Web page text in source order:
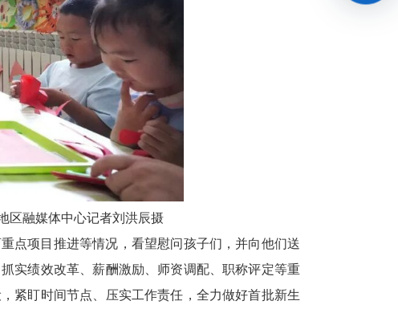
区融媒体中心记者刘洪辰摄
点项目推进等情况，看望慰问孩子们，并向他们送
实绩效改革、薪酬激励、师资调配、职称评定等重
紧盯时间节点、压实工作责任，全力做好首批新生